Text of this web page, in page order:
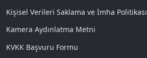
Kişisel Verileri Saklama ve İmha Politikası
Kamera Aydınlatma Metni
KVKK Başvuru Formu